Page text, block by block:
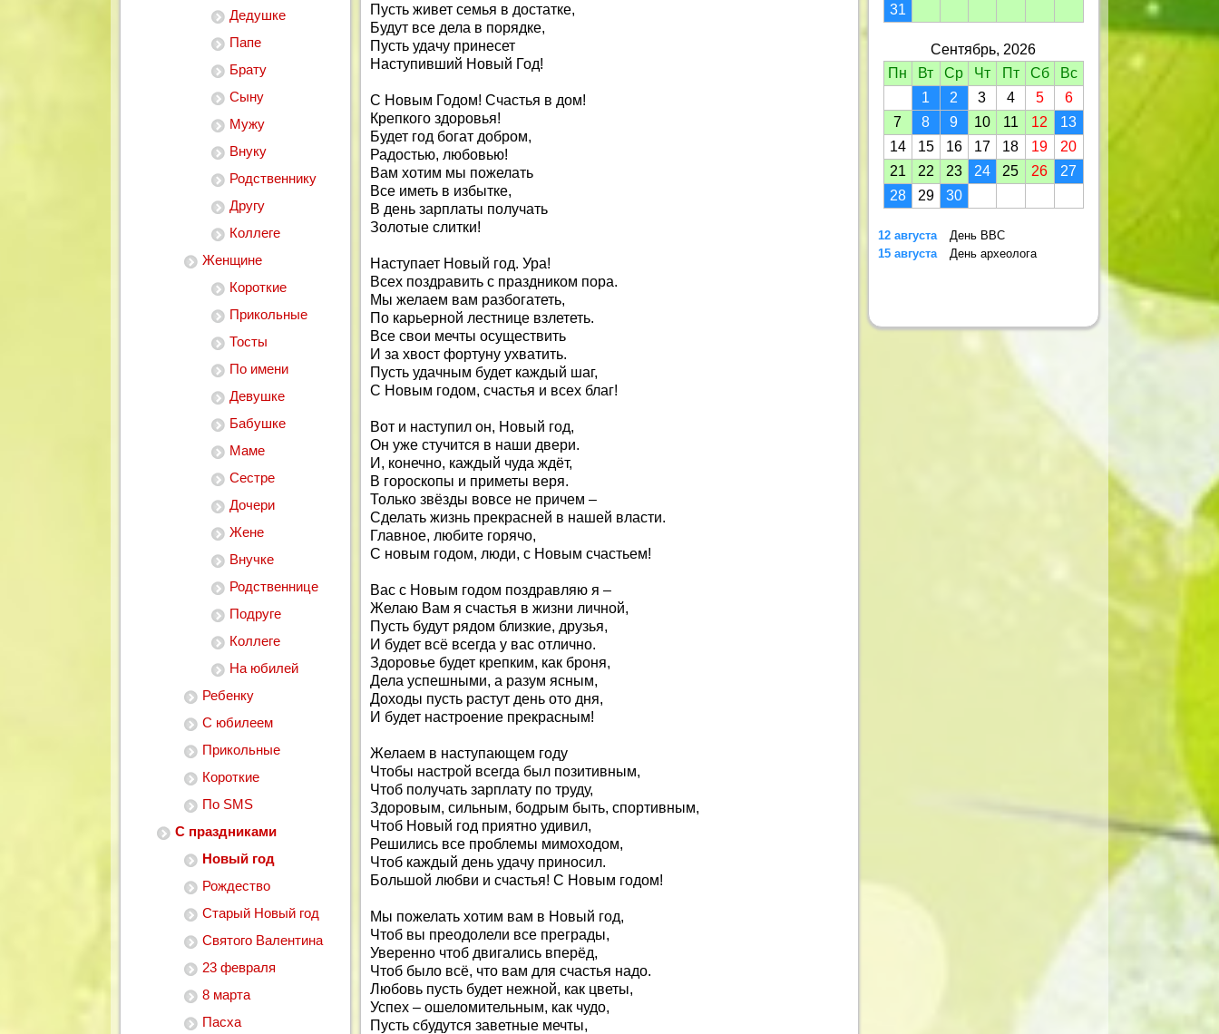
Дедушке
Папе
Брату
Сыну
Мужу
Внуку
Родственнику
Другу
Коллеге
Женщине
Короткие
Прикольные
Тосты
По имени
Девушке
Бабушке
Маме
Сестре
Дочери
Жене
Внучке
Родственнице
Подруге
Коллеге
На юбилей
Ребенку
С юбилеем
Прикольные
Короткие
По SMS
С праздниками
Новый год
Рождество
Старый Новый год
Святого Валентина
23 февраля
8 марта
Пасха
Пусть живет семья в достатке,
Будут все дела в порядке,
Пусть удачу принесет
Наступивший Новый Год!
С Новым Годом! Счастья в дом!
Крепкого здоровья!
Будет год богат добром,
Радостью, любовью!
Вам хотим мы пожелать
Все иметь в избытке,
В день зарплаты получать
Золотые слитки!
Наступает Новый год. Ура!
Всех поздравить с праздником пора.
Мы желаем вам разбогатеть,
По карьерной лестнице взлететь.
Все свои мечты осуществить
И за хвост фортуну ухватить.
Пусть удачным будет каждый шаг,
С Новым годом, счастья и всех благ!
Вот и наступил он, Новый год,
Он уже стучится в наши двери.
И, конечно, каждый чуда ждёт,
В гороскопы и приметы веря.
Только звёзды вовсе не причем –
Сделать жизнь прекрасней в нашей власти.
Главное, любите горячо,
С новым годом, люди, с Новым счастьем!
Вас с Новым годом поздравляю я –
Желаю Вам я счастья в жизни личной,
Пусть будут рядом близкие, друзья,
И будет всё всегда у вас отлично.
Здоровье будет крепким, как броня,
Дела успешными, а разум ясным,
Доходы пусть растут день ото дня,
И будет настроение прекрасным!
Желаем в наступающем году
Чтобы настрой всегда был позитивным,
Чтоб получать зарплату по труду,
Здоровым, сильным, бодрым быть, спортивным,
Чтоб Новый год приятно удивил,
Решились все проблемы мимоходом,
Чтоб каждый день удачу приносил.
Большой любви и счастья! С Новым годом!
Мы пожелать хотим вам в Новый год,
Чтоб вы преодолели все преграды,
Уверенно чтоб двигались вперёд,
Чтоб было всё, что вам для счастья надо.
Любовь пусть будет нежной, как цветы,
Успех – ошеломительным, как чудо,
Пусть сбудутся заветные мечты,
31
Сентябрь, 2026
Пн
Вт Ср Чт Пт Сб
Вс
1
2 3 4 5
6
7
8 9 10 11 12
13
14
15 16 17 18 19
20
21
22 23 24 25 26
27
28
29 30
12 августа
День ВВС
15 августа
День археолога